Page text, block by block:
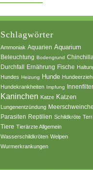
Schlagwörter
Ammoniak Aquarien Aquarium
Beleuchtung Bodengrund
Durchfall Ernährung Fische
Hundes Heizung Hunde
Hundekrankheiten Impfung
Kaninchen Katze Katzen
Lungenentzündung
Parasiten Reptilien Schildkröte
Tiere Tierärzte Allgemein
Wasserschildkröten Welpen
Wurmerkrankungen